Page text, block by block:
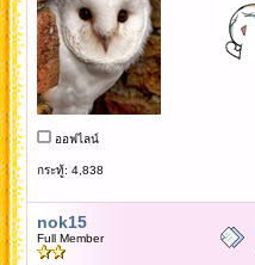
ออฟไลน์
กระทู้: 4,838
nok15
Full Member